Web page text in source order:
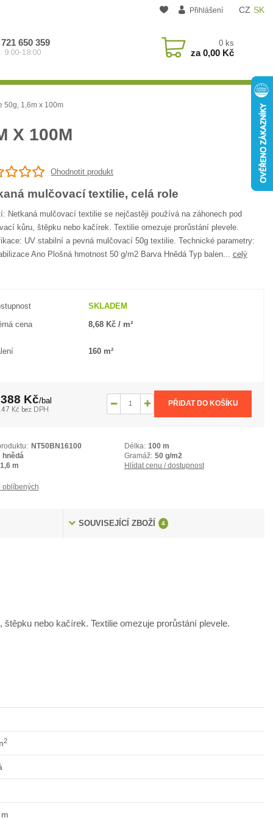
CZ SK
Přihlášení
650 359
9:00-18:00
0 ks
za0,00 Kč
50g, 1,6m x 100m
X 100M
Ohodnotit produkt
mulčovací textilie, celá role
Netkaná mulčovací textilie se nejčastěji používá na záhonech pod
kůru, štěpku nebo kačírek. Textilie omezuje prorůstání plevele.
UV stabilní a pevná mulčovací 50g textilie. Technické parametry:
Ano Plošná hmotnost 50 g/m2 Barva Hnědá Typ balen... celý
SKLADEM
cena 8,68 Kč / m²
160 m²
Kč/bal
Kč bez DPH
PŘIDAT DO KOŠÍKU
NT50BN16100 Délka: 100 m
hnědá Gramáž: 50 g/m2
1,6 m Hlídat cenu / dostupnost
oblíbených
SOUVISEJÍCÍ ZBOŽÍ 4
nebo kačírek. Textilie omezuje prorůstání plevele.
2